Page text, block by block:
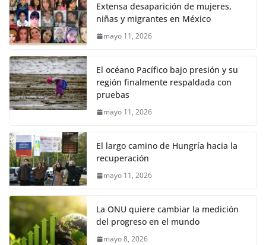
Extensa desaparición de mujeres,
niñas y migrantes en México
mayo 11, 2026
El océano Pacífico bajo presión y su
región finalmente respaldada con
pruebas
mayo 11, 2026
El largo camino de Hungría hacia la
recuperación
mayo 11, 2026
La ONU quiere cambiar la medición
del progreso en el mundo
mayo 8, 2026